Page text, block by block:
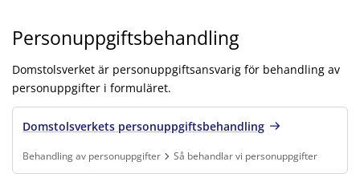
Personuppgiftsbehandling
Domstolsverket är personuppgiftsansvarig för behandling av
personuppgifter i formuläret.
Domstolsverkets personuppgiftsbehandling
Behandling av personuppgifter
Så behandlar vi personuppgifter
Finns under:Behandling av personuppgifter, Så behandlar vi